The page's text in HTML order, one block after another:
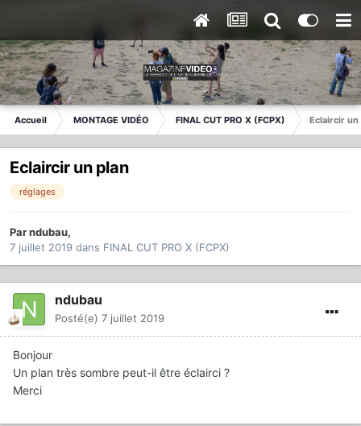
Accueil MONTAGE VIDÉO FINAL CUT PRO X (FCPX) Eclaircir un
Eclaircir un plan
réglages
Parndubau,
7 juillet 2019 dans FINAL CUT PRO X (FCPX)
ndubau
Posté(e) 7 juillet 2019
Bonjour
Un plan très sombre peut-il être éclairci ?
Merci